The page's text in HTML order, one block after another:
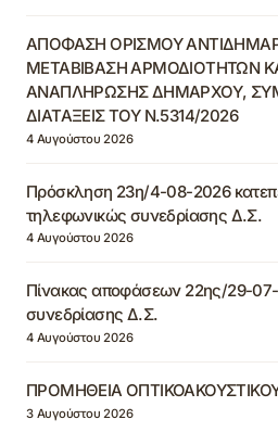
ΑΠΟΦΑΣΗ ΟΡΙΣΜΟΥ
ΜΕΤΑΒΙΒΑΣΗ ΑΡΜΟΔΙΟΤΗΤΩΝ
ΑΝΑΠΛΗΡΩΣΗΣ ΔΗΜΑΡΧΟΥ,
ΔΙΑΤΑΞΕΙΣ ΤΟΥ Ν.5314/2026
4 Αυγούστου 2026
Πρόσκληση 23η/4-08-2026
τηλεφωνικώς συνεδρίασης Δ.Σ.
4 Αυγούστου 2026
Πίνακας αποφάσεων 22ης/29-07-
συνεδρίασης Δ.Σ.
4 Αυγούστου 2026
ΠΡΟΜΗΘΕΙΑ
3 Αυγούστου 2026